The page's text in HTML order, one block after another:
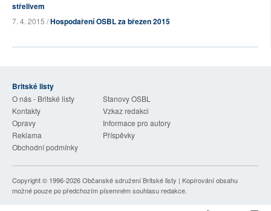
střelivem
7. 4. 2015 /Hospodaření OSBL za březen 2015
Britské listy
O nás - Britské listy
Stanovy OSBL
Kontakty
Vzkaz redakci
Opravy
Informace pro autory
Reklama
Příspěvky
Obchodní podmínky
Copyright © 1996-2026Občanské sdružení Britské listy | Kopírování obsahu
možné pouze po předchozím písemném souhlasu redakce.